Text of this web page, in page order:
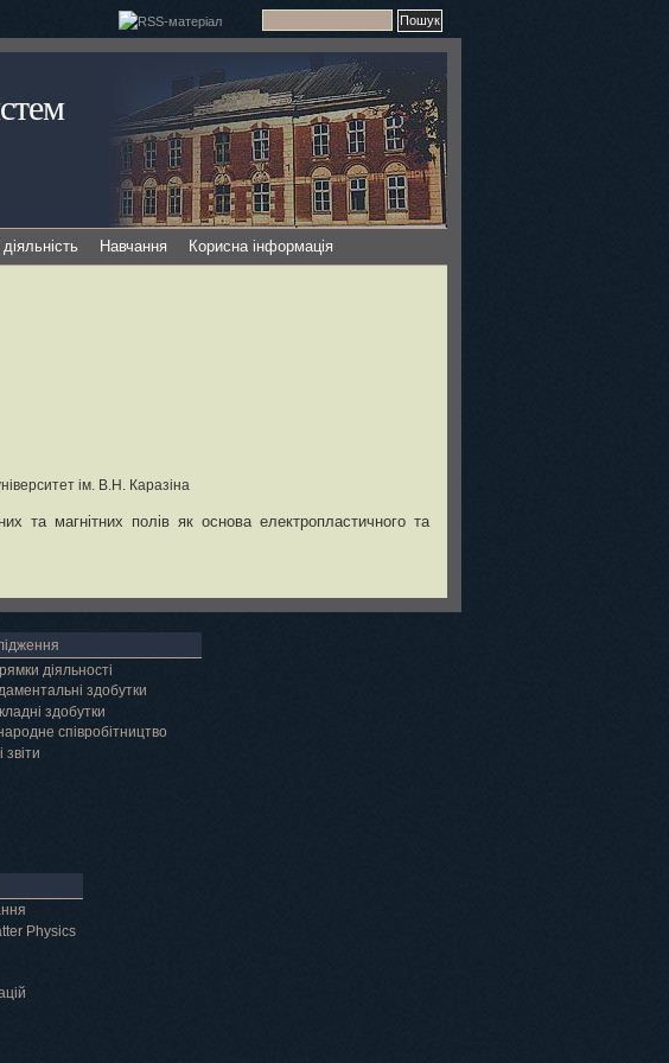
Навчання Корисна інформація
ім. В.Н. Каразіна
та магнітних полів як основа електропластичного та
діяльності
здобутки
здобутки
співробітництво
звіти
Physics